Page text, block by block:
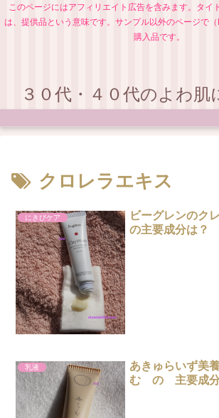
このページにはアフィリエイト広告を含みます。タイ
は、提供品という意味です。サンプル以外のページで
購入品です。
３０代・４０代のよわ肌
クロレラエキス
にきびケア
ビーグレンのク
の主要成分は？
乳液
あきゅらいず美
む の 主要成分